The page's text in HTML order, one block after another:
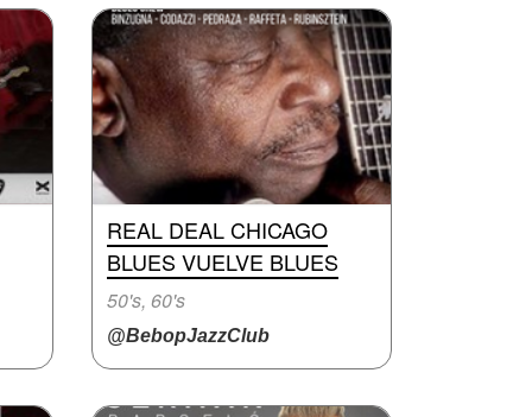
REAL DEAL CHICAGO
BLUES VUELVE BLUES
50's, 60's
@BebopJazzClub